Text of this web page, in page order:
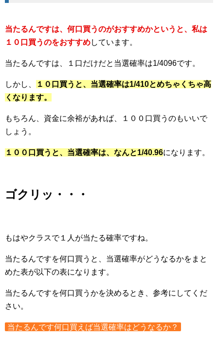
当たるんですは、何口買うのがおすすめかというと、私は
１０口買うのをおすすめしています。
当たるんですは、１口だけだと当選確率は1/4096です。
しかし、
１０口買うと、当選確率は1/410とめちゃくちゃ高
くなります。
もちろん、資金に余裕があれば、１００口買うのもいいで
しょう。
１００口買うと、当選確率は、なんと1/40.96になります。
ゴクリッ・・・
もはやクラスで１人が当たる確率ですね。
当たるんですを何口買うと、当選確率がどうなるかをまと
めた表が以下の表になります。
当たるんですを何口買うかを決めるとき、参考にしてくだ
さい。
当たるんです何口買えば当選確率はどうなるか？